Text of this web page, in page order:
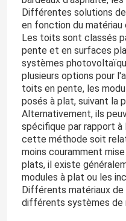
Différentes solutions
en fonction du
Les toits sont classés
pente et en surfaces
systèmes
plusieurs options pour
toits en pente, les
posés à plat, suivant la
Alternativement, ils
spécifique par rapport
cette méthode soit
moins couramment
plats, il existe
modules à plat ou les
Différents matériaux
différents systèmes de